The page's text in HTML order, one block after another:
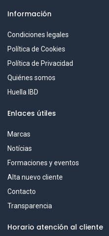
Información
Condiciones legales
Política de Cookies
Política de Privacidad
Quiénes somos
Huella IBD
Enlaces útiles
Marcas
Notícias
Formaciones y eventos
Alta nuevo cliente
Contacto
Transparencia
Horario atención al cliente